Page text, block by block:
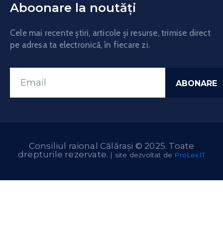
Aboonare la noutăți
Cele mai recente știri, articole și resurse, trimise direct
pe adresa ta electronică, în fiecare zi.
Consiliul raional Călărași © 2025. Toate
drepturile rezervate. | site dezvoltat de ProLexIT